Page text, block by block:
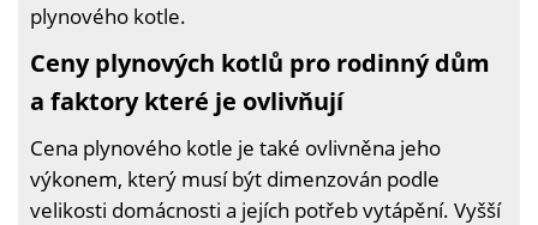
plynového kotle.
Ceny plynových kotlů pro rodinný dům
a faktory které je ovlivňují
Cena plynového kotle je také ovlivněna jeho
výkonem, který musí být dimenzován podle
velikosti domácnosti a jejích potřeb vytápění. Vyšší